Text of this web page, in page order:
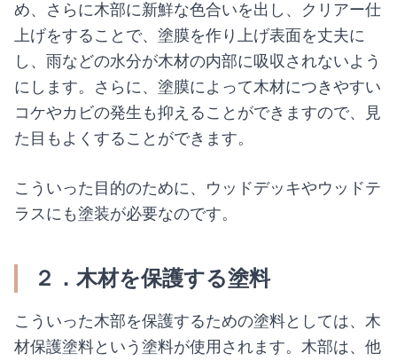
め、さらに木部に新鮮な色合いを出し、クリアー仕
上げをすることで、塗膜を作り上げ表面を丈夫に
し、雨などの水分が木材の内部に吸収されないよう
にします。さらに、塗膜によって木材につきやすい
コケやカビの発生も抑えることができますので、見
た目もよくすることができます。
こういった目的のために、ウッドデッキやウッドテ
ラスにも塗装が必要なのです。
２．木材を保護する塗料
こういった木部を保護するための塗料としては、木
材保護塗料という塗料が使用されます。木部は、他